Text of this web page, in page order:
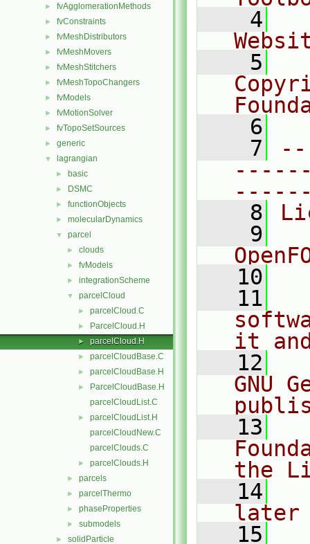
► fvAgglomerationMethods
► fvConstraints
► fvMeshDistributors
► fvMeshMovers
► fvMeshStitchers
► fvMeshTopoChangers
► fvModels
► fvMotionSolver
► fvTopoSetSources
► generic
▼ lagrangian
► basic
► DSMC
► functionObjects
► molecularDynamics
▼ parcel
► clouds
► fvModels
► integrationScheme
▼ parcelCloud
► parcelCloud.C
► ParcelCloud.H
► parcelCloud.H
► parcelCloudBase.C
► parcelCloudBase.H
►
ParcelCloudBase.H
parcelCloudList.C
►
parcelCloudList.H
parcelCloudNew.C
parcelClouds.C
► parcelClouds.H
► parcels
► parcelThermo
► phaseProperties
► submodels
► solidParticle
    4
    5
    6
    7
    8
    9
   10
   11
it
   12
GNU
   13
the
   14
later
   15